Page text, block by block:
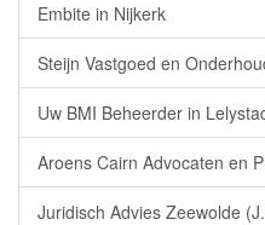
Embite in Nijkerk
Steijn Vastgoed en
Uw BMI Beheerder in
Aroens Cairn Advocaten en
Juridisch Advies Zeewolde